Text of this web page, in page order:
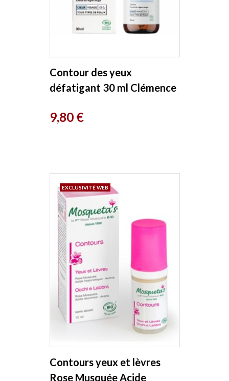
Contour des yeux
défatigant 30 ml Clémence
Prix
9,80 €
Contours yeux et lèvres
Rose Musquée Acide
EXCLUSIVITÉ WEB